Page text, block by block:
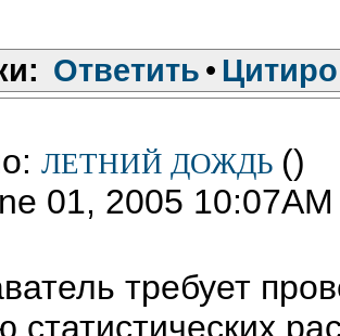
Ответить •
ЛЕТНИЙ ДОЖДЬ ()
01, 2005 10:07AM
требует